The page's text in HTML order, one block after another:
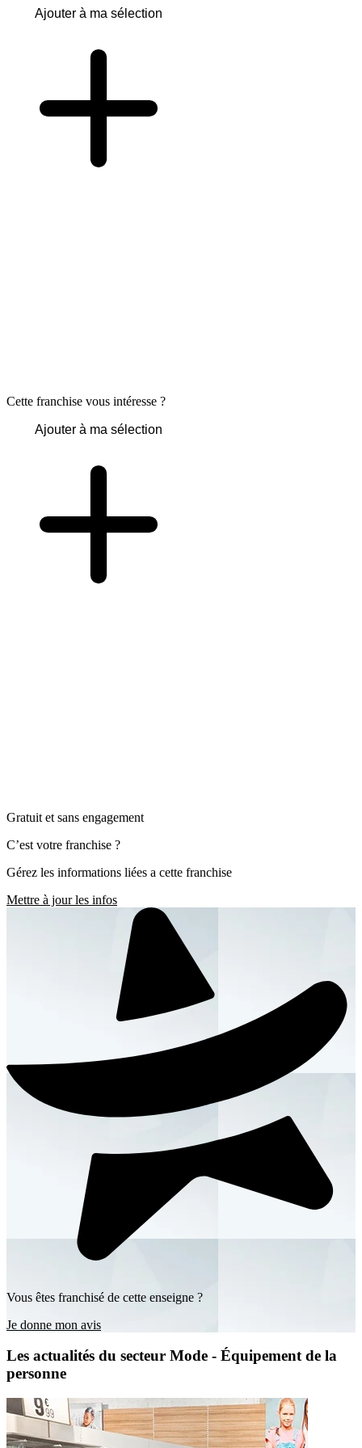
Ajouter à ma sélection
Cette franchise vous intéresse ?
Ajouter à ma sélection
Gratuit et sans engagement
C’est votre franchise ?
Gérez les informations liées a cette franchise
Mettre à jour les infos
Vous êtes franchisé de cette enseigne ?
Je donne mon avis
Les actualités du secteur Mode - Équipement de la
personne